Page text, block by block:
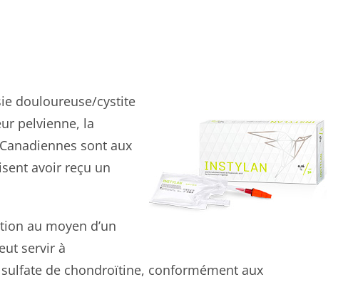
douloureuse/cystite
pelvienne, la
sont aux
avoir reçu un
au moyen d’un
servir à
de chondroïtine, conformément aux